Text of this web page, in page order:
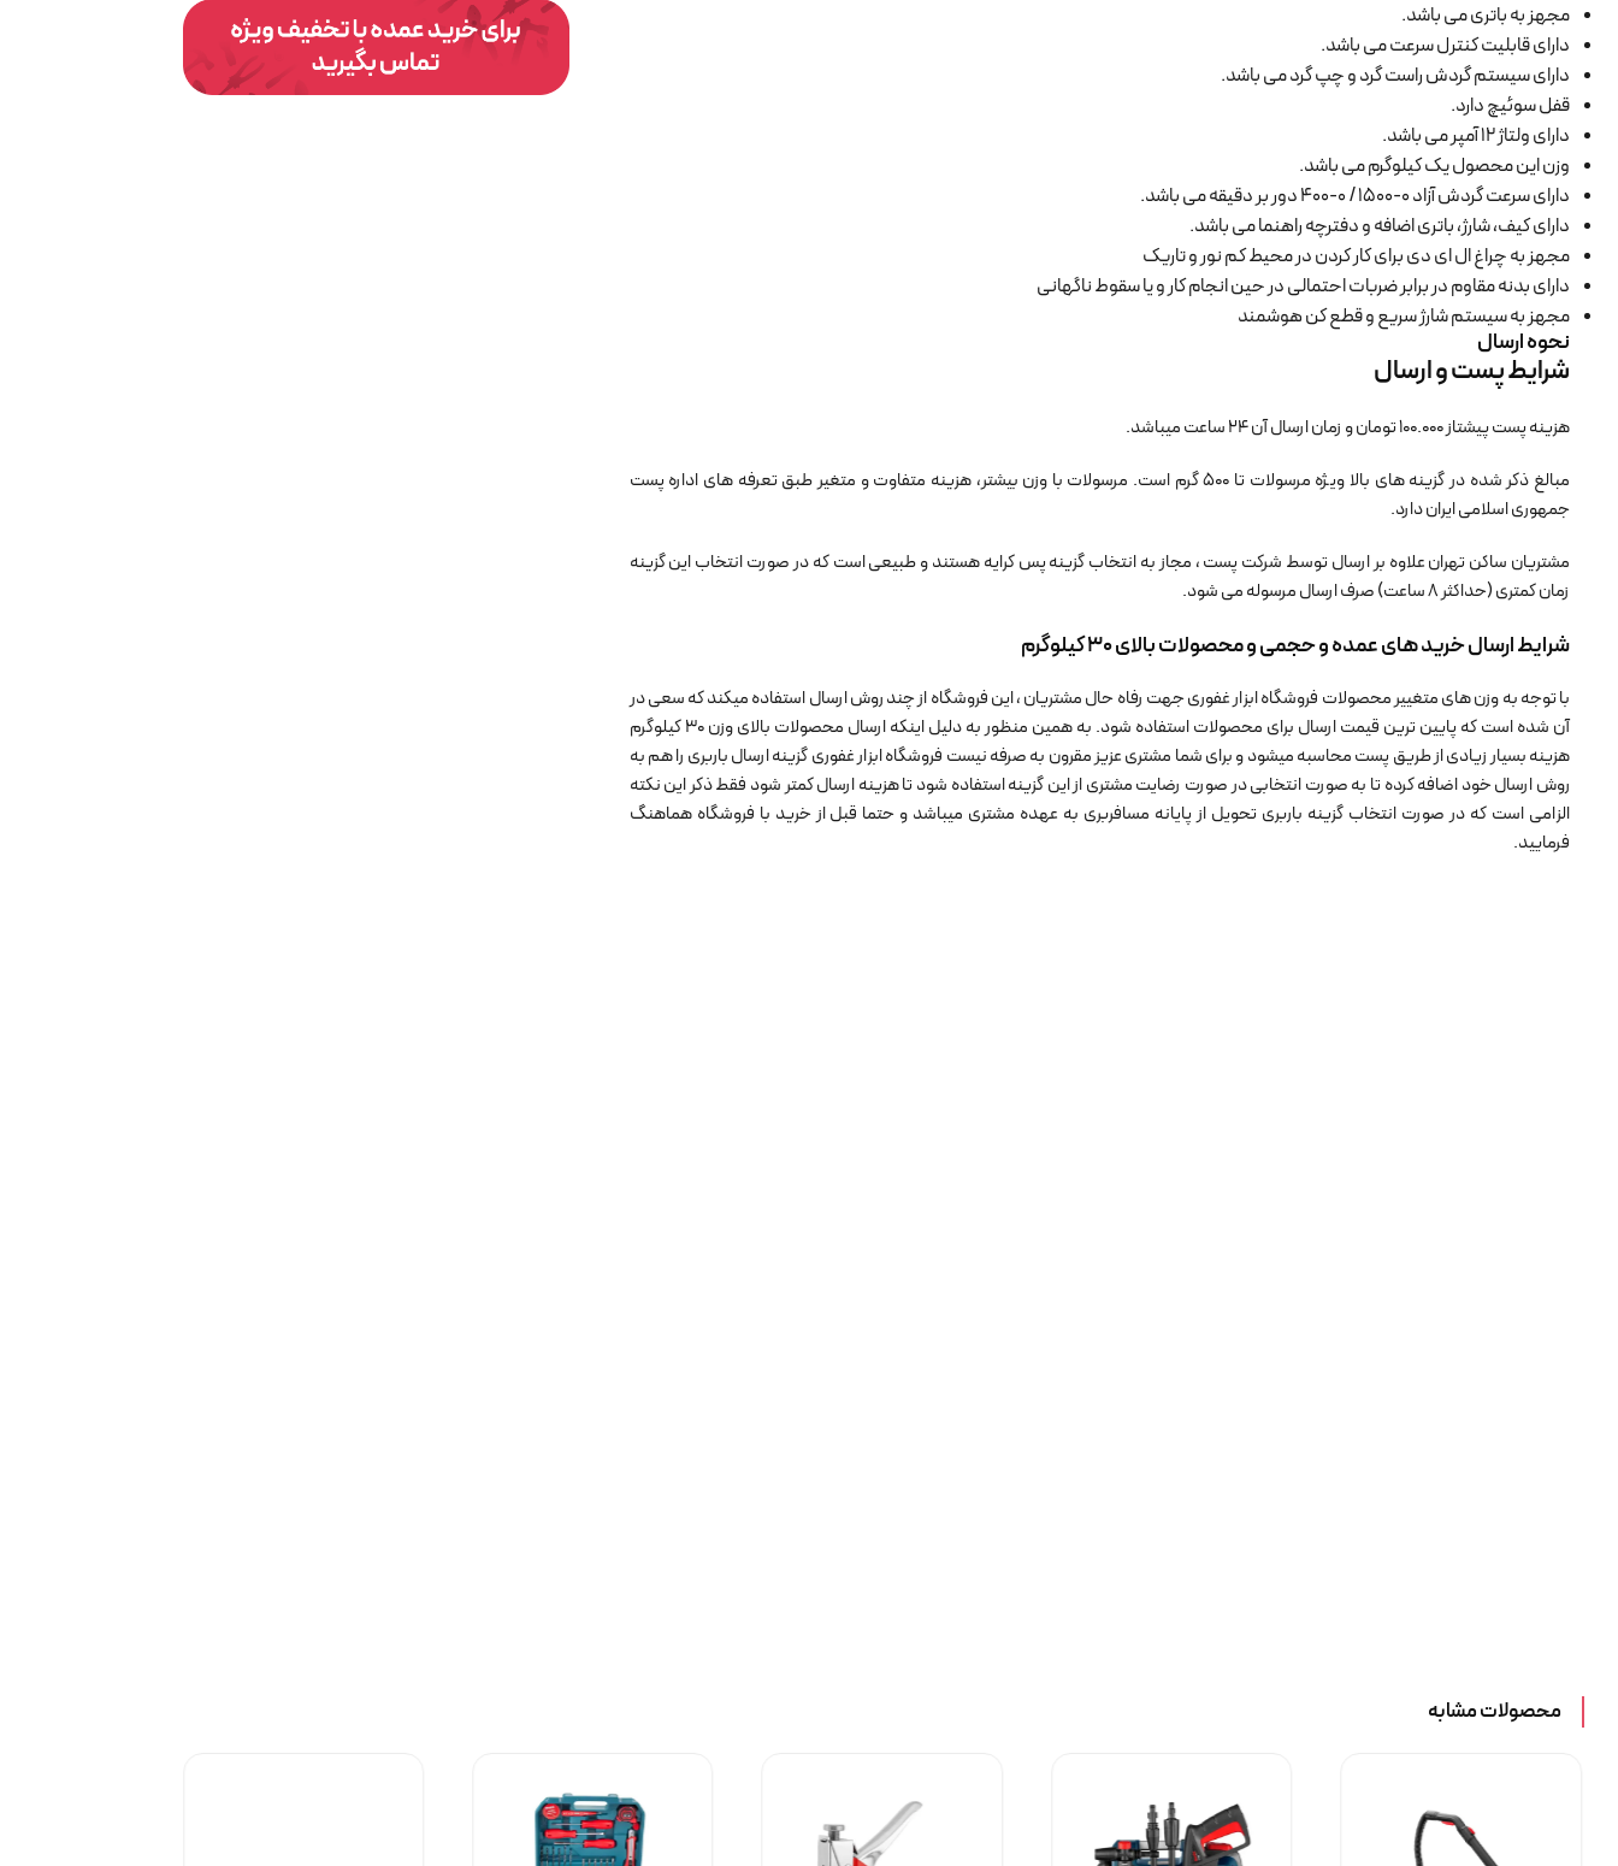
مجهز به باتری می باشد.
دارای قابلیت کنترل سرعت می باشد.
دارای سیستم گردش راست گرد و چپ گرد می باشد.
قفل سوئیچ دارد.
دارای ولتاژ 12 آمپر می باشد.
وزن این محصول یک کیلوگرم می باشد.
دارای سرعت گردش آزاد 0-1500 / 0-400 دور بر دقیقه می باشد.
دارای کیف، شارژ، باتری اضافه و دفترچه راهنما می باشد.
مجهز به چراغ ال ای دی برای کار کردن در محیط کم نور و تاریک
دارای بدنه مقاوم در برابر ضربات احتمالی در حین انجام کار و یا سقوط ناگهانی
مجهز به سیستم شارژ سریع و قطع کن هوشمند
نحوه ارسال
شرایط پست و ارسال
هزینه پست پیشتاز 100.000 تومان و زمان ارسال آن 24 ساعت میباشد.
مبالغ ذکر شده در گزینه های بالا ویژه مرسولات تا 500 گرم است. مرسولات با وزن بیشتر، هزینه متفاوت و متغیر طبق تعرفه های اداره پست
جمهوری اسلامی ایران دارد.
مشتریان ساکن تهران علاوه بر ارسال توسط شرکت پست ، مجاز به انتخاب گزینه پس کرایه هستند و طبیعی است که در صورت انتخاب این گزینه
زمان کمتری (حداکثر 8 ساعت) صرف ارسال مرسوله می شود.
شرایط ارسال خرید های عمده و حجمی و محصولات بالای 30 کیلوگرم
با توجه به وزن های متغییر محصولات فروشگاه ابزار غفوری جهت رفاه حال مشتریان ، این فروشگاه از چند روش ارسال استفاده میکند که سعی در
آن شده است که پایین ترین قیمت ارسال برای محصولات استفاده شود. به همین منظور به دلیل اینکه ارسال محصولات بالای وزن 30 کیلوگرم
هزینه بسیار زیادی از طریق پست محاسبه میشود و برای شما مشتری عزیز مقرون به صرفه نیست فروشگاه ابزار غفوری گزینه ارسال باربری را هم به
روش ارسال خود اضافه کرده تا به صورت انتخابی در صورت رضایت مشتری از این گزینه استفاده شود تا هزینه ارسال کمتر شود فقط ذکر این نکته
الزامی است که در صورت انتخاب گزینه باربری تحویل از پایانه مسافربری به عهده مشتری میباشد و حتما قبل از خرید با فروشگاه هماهنگ
فرمایید.
محصولات مشابه